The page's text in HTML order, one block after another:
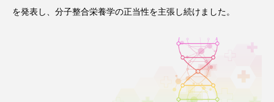
を発表し、分子整合栄養学の正当性を主張し続けました。